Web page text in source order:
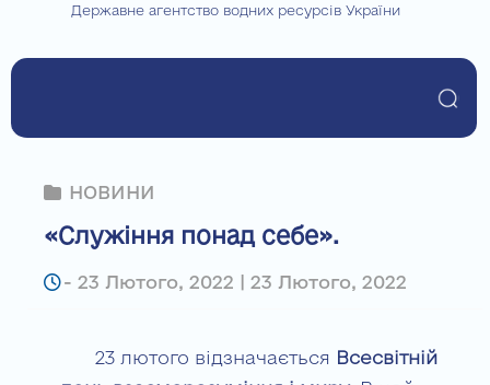
Державне агентство водних ресурсів України
НОВИНИ
«Служіння понад себе».
- 23 Лютого, 2022 | 23 Лютого, 2022
23 лютого відзначається Всесвітній